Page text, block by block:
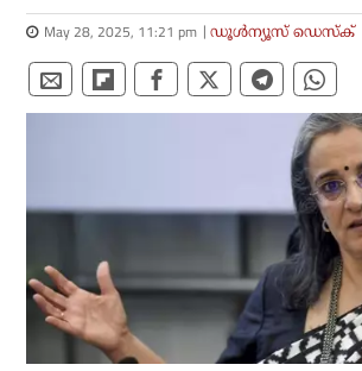
May 28, 2025, 11:21 pm ഡൂള്‍ന്യൂസ് ഡെസ്‌ക്